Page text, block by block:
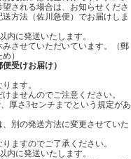
される場合は、お知らせくださ
方法（佐川急便）でお届けしま
に発送いたします。
させていただいています。（郵
）
受けお届け）
ます。
ませんのでご注意ください。
厚さ3センチまでという規定があ
別の発送方法に変更させていた
ますのでご了承ください。
に発送いたします。